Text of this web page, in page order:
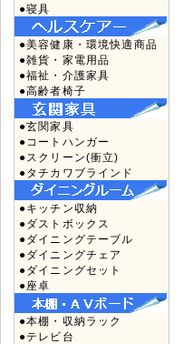
●寝具
●美容健康・環境快適商品
●雑貨・家電用品
●福祉・介護家具
●高齢者椅子
●玄関家具
●コートハンガー
●スクリーン(衝立)
●タチカワブラインド
●キッチン収納
●ダストボックス
●ダイニングテーブル
●ダイニングチェア
●ダイニングセット
●座卓
●本棚・収納ラック
●テレビ台